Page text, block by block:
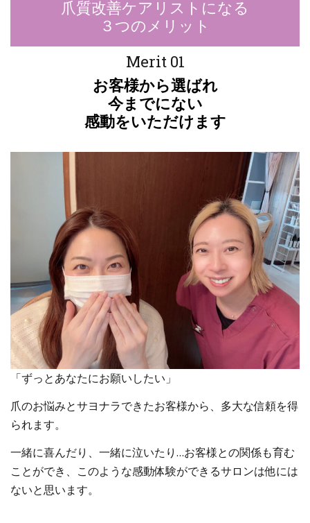
爪質改善ケアリストになる
３つのメリット
Merit 01
お客様から選ばれ
今までにない
感動をいただけます
「ずっとあなたにお願いしたい」
爪のお悩みとサヨナラできたお客様から、多大な信頼を得
られます。
一緒に喜んだり、一緒に泣いたり…お客様との関係も育む
ことができ、このような感動体験ができるサロンは他には
ないと思います。